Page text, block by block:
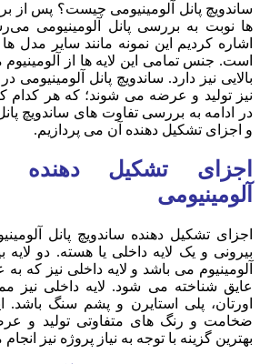
ساندویچ پانل آلومینیومی چیست؟ پس از
ها نوبت به بررسی پانل آلومینیومی
اشاره کردیم این نمونه مانند سایر مدل
است. جنس تمامی این لایه ها از
بالایی نیز دارد. ساندویچ پانل
نیز تولید و عرضه می شوند؛ که هر کدام
در ادامه به بررسی تفاوت های ساندویچ پانل
و اجزای تشکیل دهنده آن می پردازیم.
اجزای تشکیل دهنده
آلومینیومی
اجزای تشکیل دهنده ساندویچ پانل
بیرونی و یک لایه داخلی یا هسته. دو لایه
آلومینیوم می باشد و لایه داخلی نیز که
عایق شناخته می شود. لایه داخلی
اورتان، پلی استایرن و پشم سنگ باشد.
ضخامت و رنگ های متفاوتی تولید و
بهترین گزینه با توجه به نیاز پروژه نیز